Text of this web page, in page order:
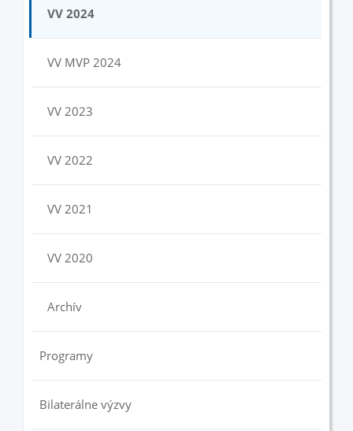
VV 2024
VV MVP 2024
VV 2023
VV 2022
VV 2021
VV 2020
Archív
Programy
Bilaterálne výzvy